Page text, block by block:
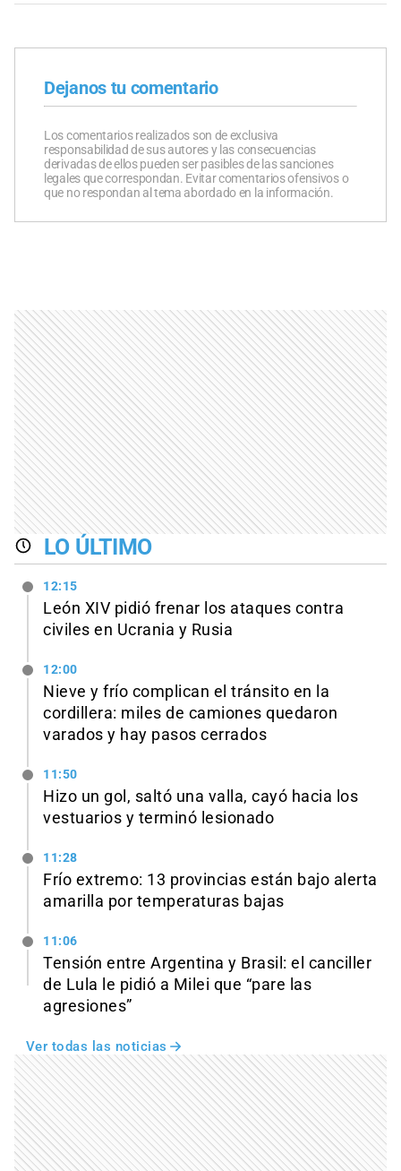
Dejanos tu comentario
Los comentarios realizados son de exclusiva
responsabilidad de sus autores y las consecuencias
derivadas de ellos pueden ser pasibles de las sanciones
legales que correspondan. Evitar comentarios ofensivos o
que no respondan al tema abordado en la información.
LO ÚLTIMO
12:15
León XIV pidió frenar los ataques contra
civiles en Ucrania y Rusia
12:00
Nieve y frío complican el tránsito en la
cordillera: miles de camiones quedaron
varados y hay pasos cerrados
11:50
Hizo un gol, saltó una valla, cayó hacia los
vestuarios y terminó lesionado
11:28
Frío extremo: 13 provincias están bajo alerta
amarilla por temperaturas bajas
11:06
Tensión entre Argentina y Brasil: el canciller
de Lula le pidió a Milei que “pare las
agresiones”
Ver todas las noticias